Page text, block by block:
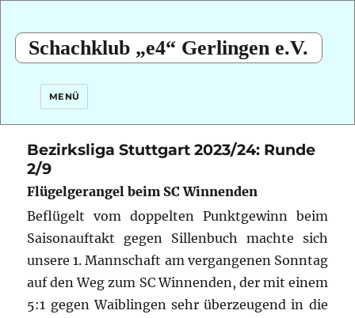
Schachklub „e4“ Gerlingen e.V.
MENÜ
Bezirksliga Stuttgart 2023/24: Runde
2/9
Flügelgerangel beim SC Winnenden
Beflügelt vom doppelten Punktgewinn beim
Saisonauftakt gegen Sillenbuch machte sich
unsere 1. Mannschaft am vergangenen Sonntag
auf den Weg zum SC Winnenden, der mit einem
5:1 gegen Waiblingen sehr überzeugend in die